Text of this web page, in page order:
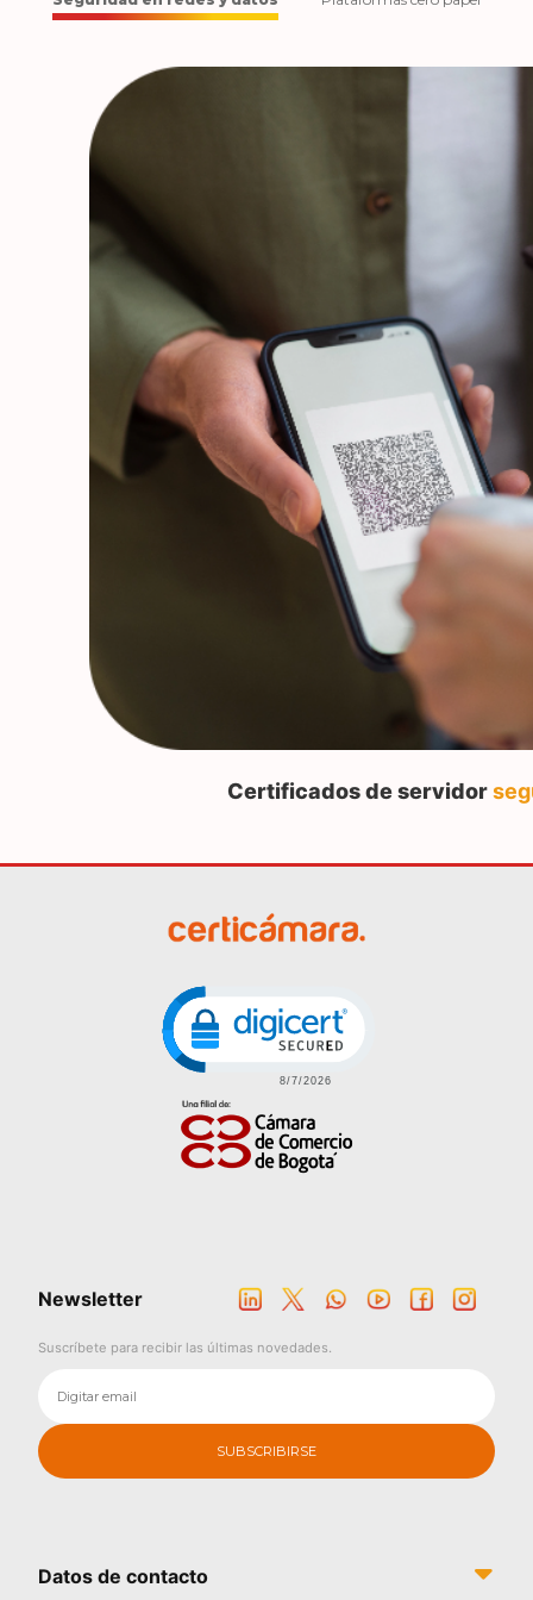
Certificados de servidor
Imagen
Datos de contacto
Newsletter
Suscríbete para recibir las últimas novedades.